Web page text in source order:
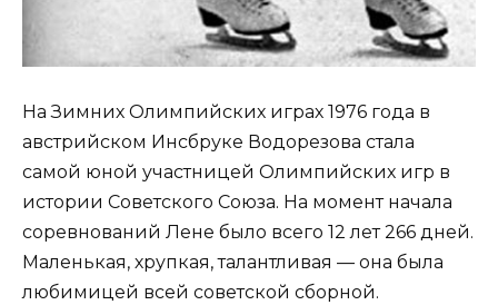
На Зимних Олимпийских играх 1976 года в
австрийском Инсбруке Водорезова стала
самой юной участницей Олимпийских игр в
истории Советского Союза. На момент начала
соревнований Лене было всего 12 лет 266 дней.
Маленькая, хрупкая, талантливая — она была
любимицей всей советской сборной.